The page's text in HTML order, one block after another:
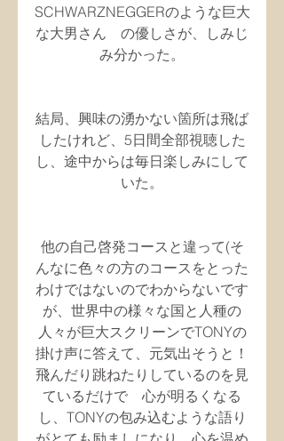
SCHWARZNEGGERのような巨大
な大男さん　の優しさが、しみじ
み分かった。
結局、興味の湧かない箇所は飛ば
したけれど、5日間全部視聴した
し、途中からは毎日楽しみにして
いた。
他の自己啓発コースと違って(そ
んなに色々の方のコースをとった
わけではないのでわからないです
が、世界中の様々な国と人種の
人々が巨大スクリーンでTONYの
掛け声に答えて、元気出そうと！
飛んだり跳ねたりしているのを見
ているだけで　心が明るくなる
し、TONYの包み込むような語り